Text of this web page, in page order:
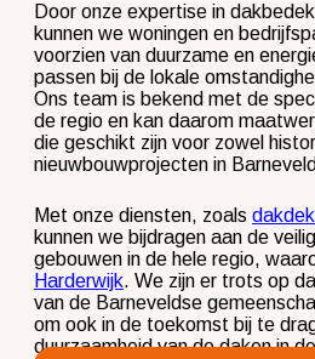
Door onze expertise in
kunnen we woningen en
voorzien van duurzame en
passen bij de lokale
Ons team is bekend met de
de regio en kan daarom
die geschikt zijn voor zowel
nieuwbouwprojecten in
Met onze diensten, zoals
kunnen we bijdragen aan de
gebouwen in de hele regio,
Harderwijk. We zijn er trots op
van de Barneveldse
om ook in de toekomst bij te
duurzaamheid van de daken in